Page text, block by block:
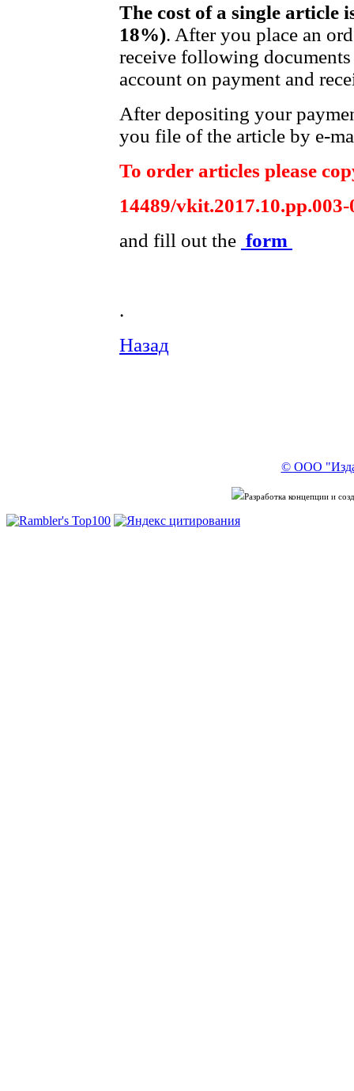
The cost of a single article
18%). After you place an
receive following
account on payment and
After depositing your
you file of the article by e-
To order articles please
14489/vkit.2017.10.pp.003-
and fill out the form
.
Назад
© ООО
Разработка концепции и